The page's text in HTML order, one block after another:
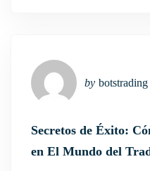
Secretos de Éxito:
en El Mundo del
by botstrading